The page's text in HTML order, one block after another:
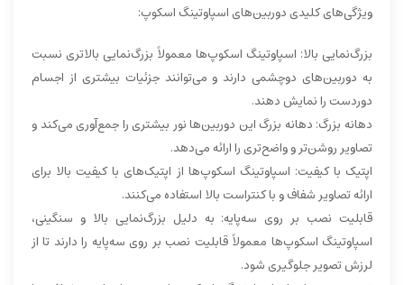
ویژگی‌های کلیدی دوربین‌های اسپاوتینگ اسکوپ:
بزرگ‌نمایی بالا: اسپاوتینگ اسکوپ‌ها معمولاً بزرگ‌نمایی بالاتری نسبت
به دوربین‌های دوچشمی دارند و می‌توانند جزئیات بیشتری از اجسام
دوردست را نمایش دهند.
دهانه بزرگ: دهانه بزرگ این دوربین‌ها نور بیشتری را جمع‌آوری می‌کند و
تصاویر روشن‌تر و واضح‌تری را ارائه می‌دهد.
اپتیک با کیفیت: اسپاوتینگ اسکوپ‌ها از اپتیک‌های با کیفیت بالا برای
ارائه تصاویر شفاف و با کنتراست بالا استفاده می‌کنند.
قابلیت نصب بر روی سه‌پایه: به دلیل بزرگ‌نمایی بالا و سنگینی،
اسپاوتینگ اسکوپ‌ها معمولاً قابلیت نصب بر روی سه‌پایه را دارند تا از
لرزش تصویر جلوگیری شود.